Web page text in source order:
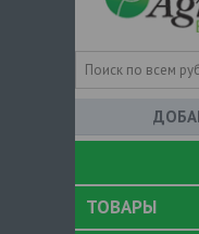
ТОВАРЫ